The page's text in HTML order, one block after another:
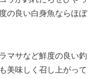
の良い白身魚ならほぼ
マサなど鮮度の良い釣
美味しく召し上がって